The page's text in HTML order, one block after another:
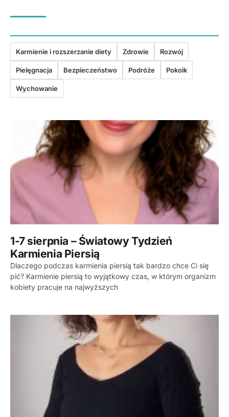
Karmienie i rozszerzanie diety Zdrowie Rozwój
Pielęgnacja Bezpieczeństwo Podróże Pokoik
Wychowanie
1-7 sierpnia – Światowy Tydzień
Karmienia Piersią
Dlaczego podczas karmienia piersią tak bardzo chce Ci się
pić? Karmienie piersią to wyjątkowy czas, w którym organizm
kobiety pracuje na najwyższych